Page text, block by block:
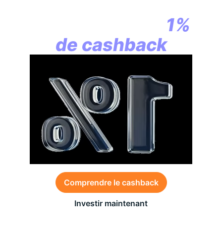
1%
de cashback
Comprendre le cashback
Investir maintenant